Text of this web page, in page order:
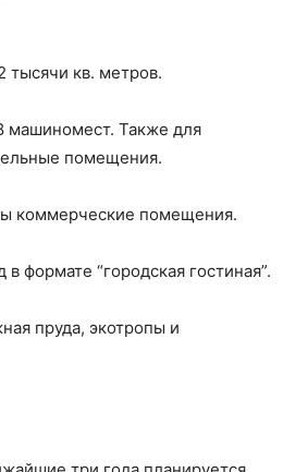
тысячи кв. метров.
машиномест. Также для
помещения.
коммерческие помещения.
формате “городская гостиная”.
пруда, экотропы и